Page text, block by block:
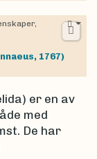
1767)
er en av
med
De har